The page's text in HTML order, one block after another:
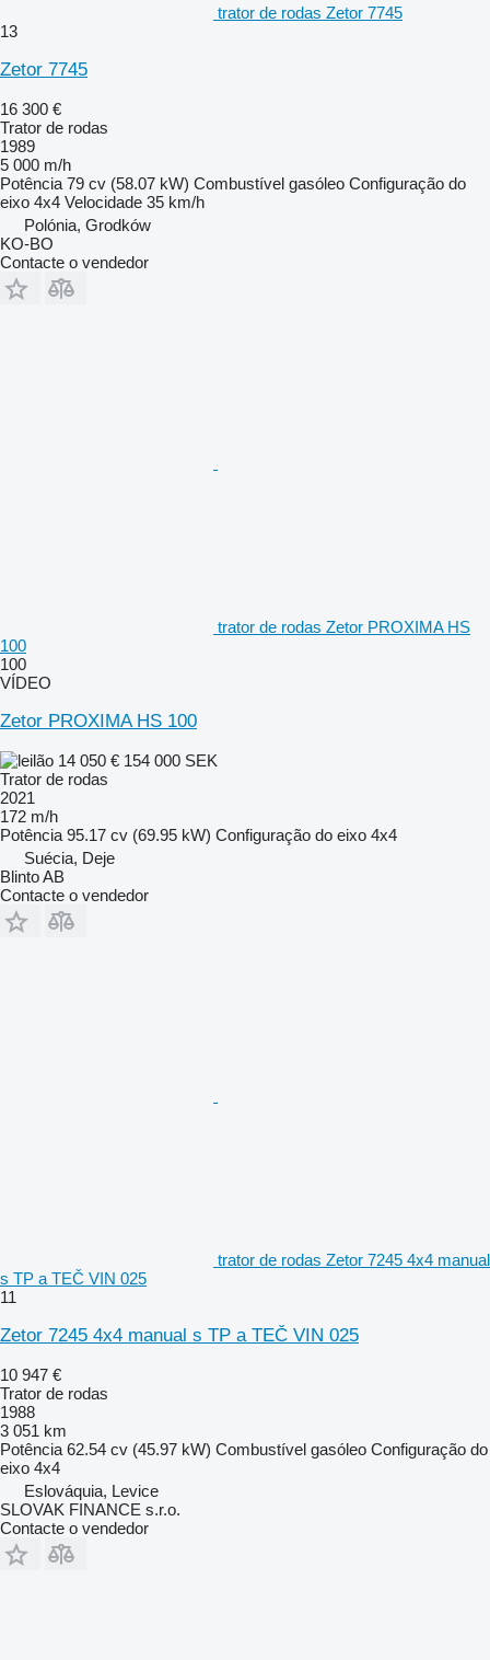
trator de rodas Zetor 7745
13
Zetor 7745
16 300 €
Trator de rodas
1989
5 000 m/h
Potência 79 cv (58.07 kW) Combustível gasóleo Configuração do
eixo 4x4 Velocidade 35 km/h
Polónia, Grodków
KO-BO
Contacte o vendedor
trator de rodas Zetor PROXIMA HS
100
100
VÍDEO
Zetor PROXIMA HS 100
14 050 € 154 000 SEK
Trator de rodas
2021
172 m/h
Potência 95.17 cv (69.95 kW) Configuração do eixo 4x4
Suécia, Deje
Blinto AB
Contacte o vendedor
trator de rodas Zetor 7245 4x4 manual
s TP a TEČ VIN 025
11
Zetor 7245 4x4 manual s TP a TEČ VIN 025
10 947 €
Trator de rodas
1988
3 051 km
Potência 62.54 cv (45.97 kW) Combustível gasóleo Configuração do
eixo 4x4
Eslováquia, Levice
SLOVAK FINANCE s.r.o.
Contacte o vendedor